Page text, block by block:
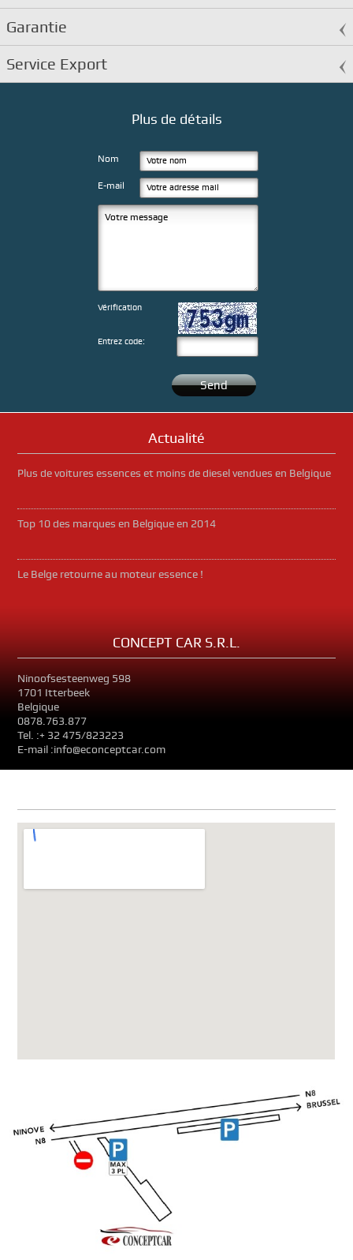
Garantie
Service Export
Plus de détails
Nom
E-mail
Vérification
Entrez code:
Actualité
Plus de voitures essences et moins de diesel vendues en Belgique
Top 10 des marques en Belgique en 2014
Le Belge retourne au moteur essence !
CONCEPT CAR S.R.L.
Ninoofsesteenweg 598
1701 Itterbeek
Belgique
0878.763.877
Tel. :+ 32 475/823223
E-mail :info@econceptcar.com